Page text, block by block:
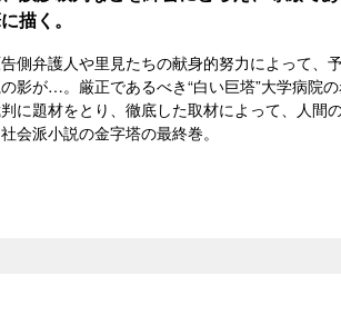
描く。
側弁護人や里見たちの献身的努力によって、
影が…。厳正であるべき“白い巨塔”大学病院
に題材をとり、徹底した取材によって、人間
会派小説の金字塔の最終巻。